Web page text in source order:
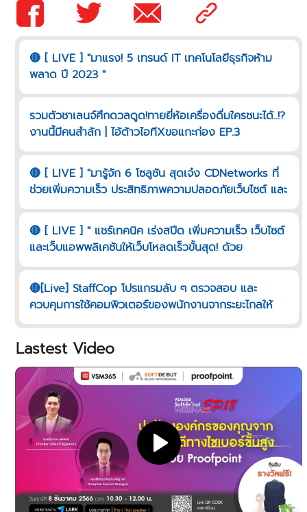
🔴 [ LIVE ] "มาแรง! 5 เทรนด์ IT เทคโนโลยีธุรกิจห้าม
พลาด ปี 2023 "
รวมตัวชาเลนจ์ศึกดวลดูด!ทายยี่ห้อเครื่องดื่มใครชนะได้..!?
งานนี้มีคนสำลัก | ไอ้ต้าวไอทีXขอแกะก่อง EP.3
🔴 [ LIVE ] "มารู้จัก 6 โซลูชัน สุดเจ๋ง CDNetworks ที่
ช่วยเพิ่มความเร็ว ประสิทธิภาพความปลอดภัยเว็บไซต์ และ
เว็บแอพพลิเคชันมีอะไรบ้าง"
🔴 [ LIVE ] " แชร์เทคนิค เร่งสปีด เพิ่มความเร็ว เว็บไซต์
และเว็บแอพพลิเคชันให้เว็บโหลดเร็วขั้นสุด! ด้วย
CDNETWORKS "
🔴[Live] StaffCop โปรแกรมลับ ๆ ตรวจสอบ และ
ควบคุมการใช้คอมพิวเตอร์ของพนักงานจากระยะไกลให้
ปลอดภัย
Lastest Video